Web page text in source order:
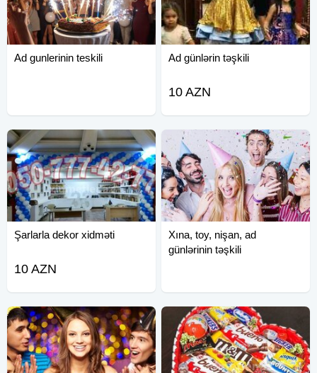
Ad gunlerinin teskili Ad günlərin təşkili
10 AZN
Şarlarla dekor xidməti
10 AZN
Xına, toy, nişan, ad
günlərinin təşkili